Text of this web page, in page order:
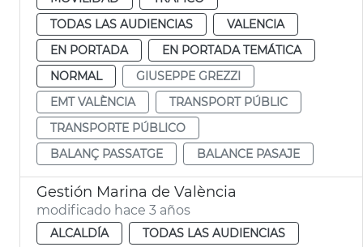
TODAS LAS AUDIENCIAS
VALENCIA
EN PORTADA
EN PORTADA TEMÁTICA
NORMAL
GIUSEPPE GREZZI
EMT VALÈNCIA
TRANSPORT PÚBLIC
TRANSPORTE PÚBLICO
BALANÇ PASSATGE
BALANCE PASAJE
Gestión Marina de València
modificado hace 3 años
ALCALDÍA
TODAS LAS AUDIENCIAS